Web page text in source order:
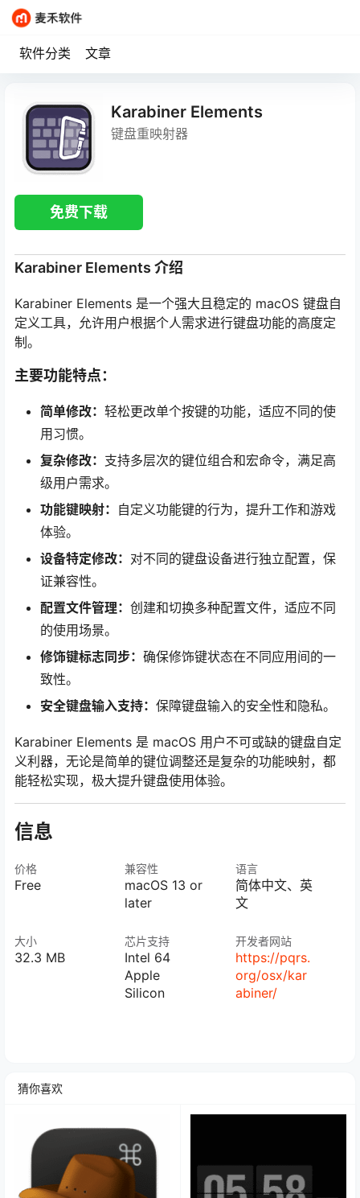
软件分类 文章
Karabiner Elements
键盘重映射器
免费下载
Karabiner Elements 介绍
Karabiner Elements 是一个强大且稳定的 macOS 键盘自
定义工具，允许用户根据个人需求进行键盘功能的高度定
制。
主要功能特点：
简单修改： 轻松更改单个按键的功能，适应不同的使
用习惯。
复杂修改： 支持多层次的键位组合和宏命令，满足高
级用户需求。
功能键映射： 自定义功能键的行为，提升工作和游戏
体验。
设备特定修改： 对不同的键盘设备进行独立配置，保
证兼容性。
配置文件管理： 创建和切换多种配置文件，适应不同
的使用场景。
修饰键标志同步： 确保修饰键状态在不同应用间的一
致性。
安全键盘输入支持： 保障键盘输入的安全性和隐私。
Karabiner Elements 是 macOS 用户不可或缺的键盘自定
义利器，无论是简单的键位调整还是复杂的功能映射，都
能轻松实现，极大提升键盘使用体验。
信息
价格
Free
大小
32.3 MB
兼容性
macOS 13 or
later
芯片支持
Intel 64
Apple
Silicon
语言
简体中文、英
文
开发者网站
https://pqrs.
org/osx/kar
abiner/
猜你喜欢